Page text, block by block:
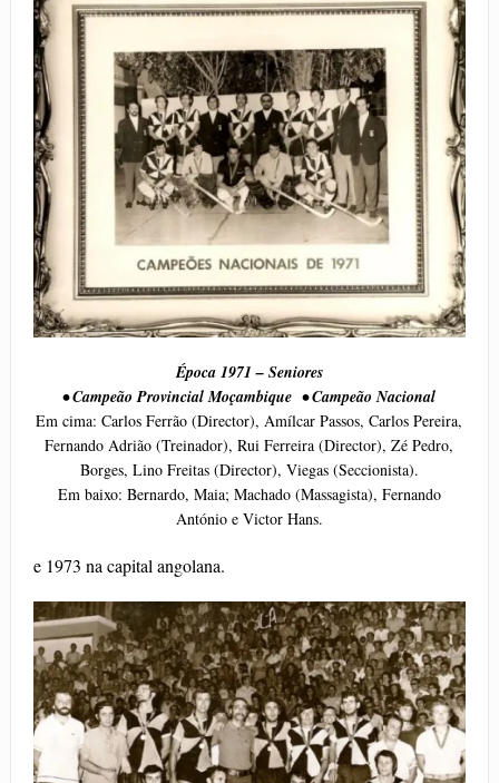
Época 1971 – Seniores
• Campeão Provincial Moçambique • Campeão Nacional
Em cima: Carlos Ferrão (Director), Amílcar Passos, Carlos Pereira,
Fernando Adrião (Treinador), Rui Ferreira (Director), Zé Pedro,
Borges, Lino Freitas (Director), Viegas (Seccionista).
Em baixo: Bernardo, Maia; Machado (Massagista), Fernando
António e Victor Hans.
e 1973 na capital angolana.